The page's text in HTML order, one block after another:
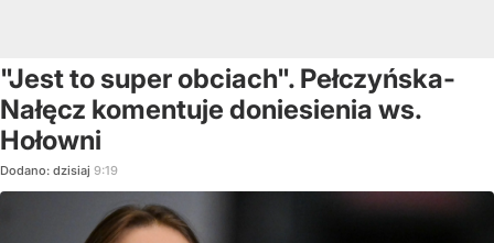
"Jest to super obciach". Pełczyńska-
Nałęcz komentuje doniesienia ws.
Hołowni
Dodano: dzisiaj 9:19